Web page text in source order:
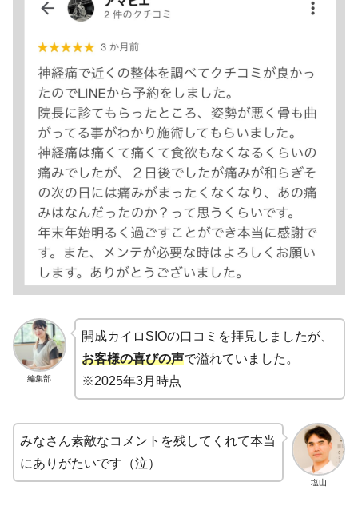
編集部
開成カイロSIOの口コミを拝見しましたが、
お客様の喜びの声で溢れていました。
※2025年3月時点
塩山
みなさん素敵なコメントを残してくれて本当
にありがたいです（泣）